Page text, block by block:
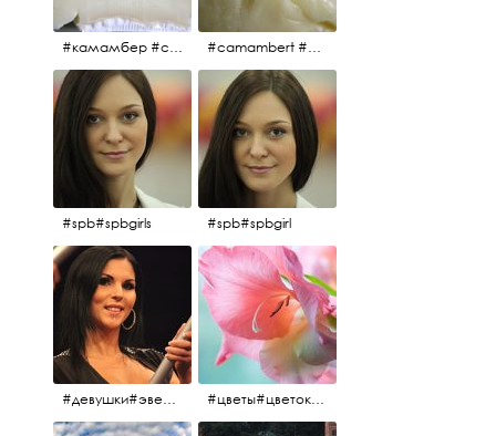
#камамбер #сыр #camambert #camambert #сыр#камамбер
#spb#spbgirls #spb#spbgirl
#девушки#эверласт#everlast#finland#southfinland#helsinki #цветы#цветок#нежность